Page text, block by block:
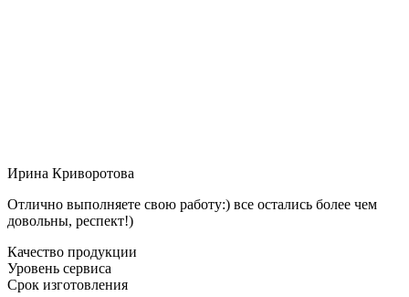
Ирина Криворотова
Отлично выполняете свою работу:) все остались более чем
довольны, респект!)
Качество продукции
Уровень сервиса
Срок изготовления